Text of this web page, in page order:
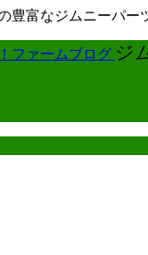
の豊富なジムニー
ジ